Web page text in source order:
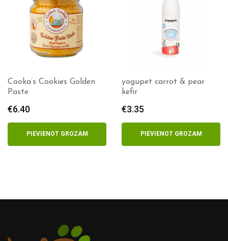
yogupet carrot & pear
kefir
€3.35
PIEVIENOT GROZAM
PAWFECT Goat Milk
PIEVIENOT GROZAM